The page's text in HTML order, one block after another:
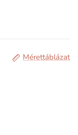
Mérettáblázat